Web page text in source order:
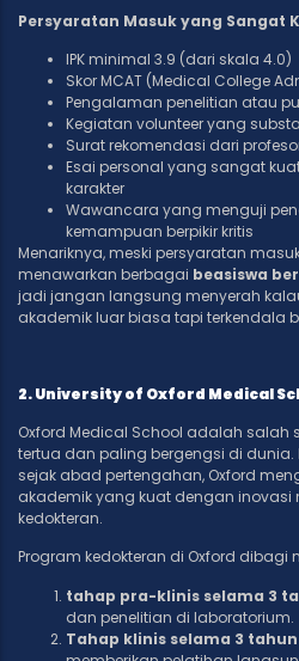
Persyaratan Masuk yang Sangat
IPK minimal 3.9 (dari skala 4.0)
Skor MCAT (Medical College
Pengalaman penelitian atau
Kegiatan volunteer yang
Surat rekomendasi dari
Esai personal yang sangat
karakter
Wawancara yang menguji
kemampuan berpikir kritis
Menariknya, meski persyaratan
menawarkan berbagai beasiswa
jadi jangan langsung menyerah
akademik luar biasa tapi terkendala
2. University of Oxford Medical
Oxford Medical School adalah salah
tertua dan paling bergengsi di
sejak abad pertengahan, Oxford
akademik yang kuat dengan
kedokteran.
Program kedokteran di Oxford
tahap pra-klinis selama 3
dan penelitian di laboratorium.
Tahap klinis selama 3